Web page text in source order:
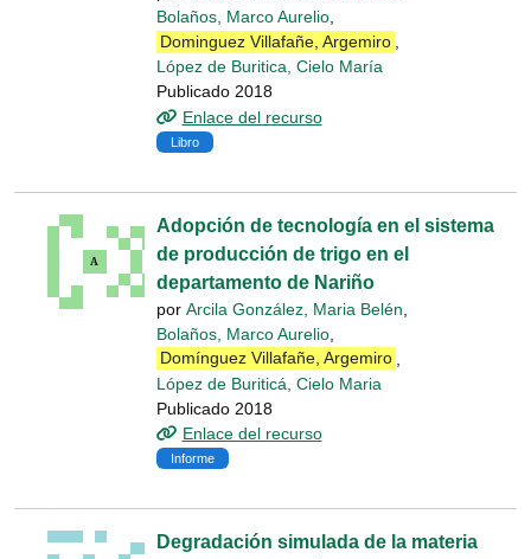
Bolaños, Marco Aurelio,
Dominguez Villafañe, Argemiro ,
López de Buritica, Cielo María
Publicado 2018
Enlace del recurso
Libro
Adopción de tecnología en el sistema
de producción de trigo en el
departamento de Nariño
por Arcila González, Maria Belén
Bolaños, Marco Aurelio
Domínguez Villafañe, Argemiro
López de Buriticá, Cielo Maria
Publicado 2018
Enlace del recurso
Informe
Degradación simulada de la materia